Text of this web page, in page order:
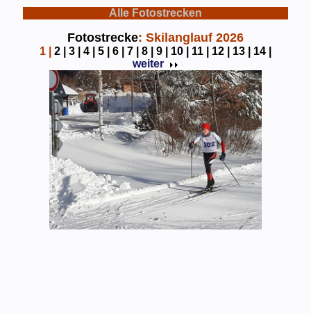
Alle Fotostrecken
Fotostrecke: Skilanglauf 2026
1 2 | 3 | 4 | 5 | 6 | 7 | 8 | 9 | 10 | 11 | 12 | 13 |
14 |
weiter